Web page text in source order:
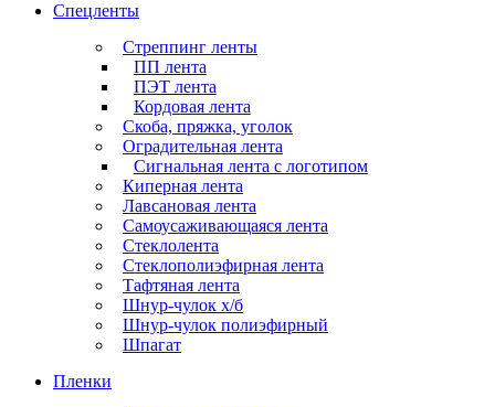
Спецленты
Стреппинг ленты
ПП лента
ПЭТ лента
Кордовая лента
Скоба, пряжка, уголок
Оградительная лента
Сигнальная лента с логотипом
Киперная лента
Лавсановая лента
Самоусаживающаяся лента
Стеклолента
Стеклополиэфирная лента
Тафтяная лента
Шнур-чулок х/б
Шнур-чулок полиэфирный
Шпагат
Пленки